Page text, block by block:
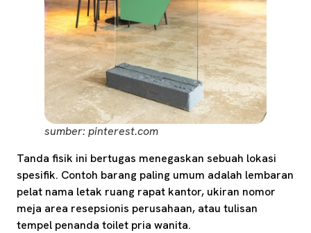
sumber: pinterest.com
Tanda fisik ini bertugas menegaskan sebuah lokasi
spesifik. Contoh barang paling umum adalah lembaran
pelat nama letak ruang rapat kantor, ukiran nomor
meja area resepsionis perusahaan, atau tulisan
tempel penanda toilet pria wanita.